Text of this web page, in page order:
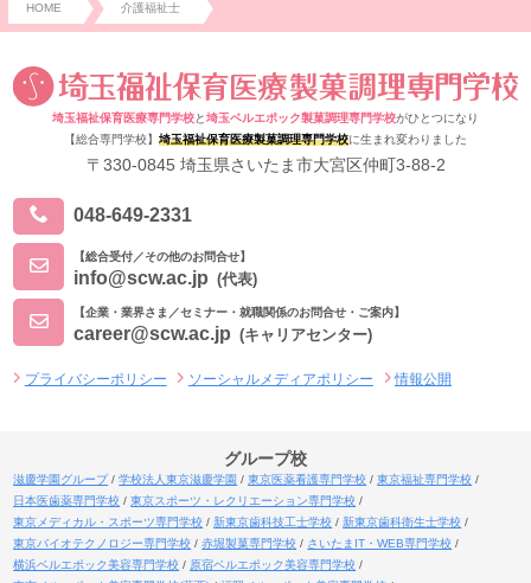
HOME 介護福祉士
埼玉福祉保育医療専門学校と埼玉ベルエポック製菓調理専門学校がひとつになり
【総合専門学校】 埼玉福祉保育医療製菓調理専門学校に生まれ変わりました
〒330-0845 埼玉県さいたま市大宮区仲町3-88-2
048-649-2331
【総合受付／その他のお問合せ】
info@scw.ac.jp (代表)
【企業・業界さま／セミナー・就職関係のお問合せ・ご案内】
career@scw.ac.jp (キャリアセンター)
プライバシーポリシー ソーシャルメディアポリシー 情報公開
グループ校
滋慶学園グループ 学校法人東京滋慶学園 東京医薬看護専門学校
東京福祉専門学校
日本医歯薬専門学校
東京スポーツ・レクリエーション専門学校
東京メディカル・スポーツ専門学校
新東京歯科技工士学校
新東京歯科衛生士学校
東京バイオテクノロジー専門学校
赤堀製菓専門学校
さいたまIT・WEB専門学校
横浜ベルエポック美容専門学校
原宿ベルエポック美容専門学校